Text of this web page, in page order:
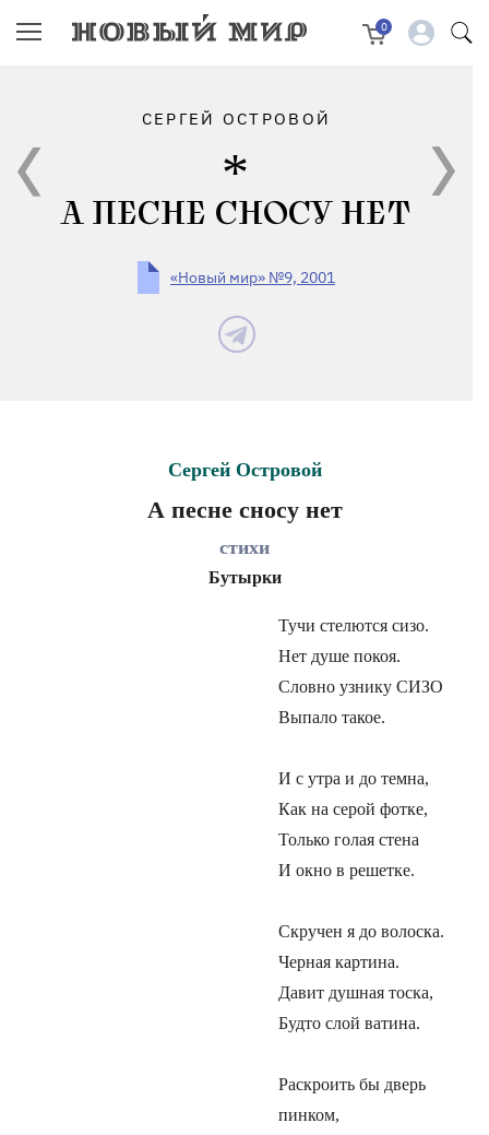
0
СЕРГЕЙ ОСТРОВОЙ
А ПЕСНЕ СНОСУ НЕТ
«Новый мир» №9, 2001
Сергей Островой
А песне сносу нет
стихи
Бутырки
Тучи стелются сизо.
Нет душе покоя.
Словно узнику СИЗО
Выпало такое.
И с утра и до темна,
Как на серой фотке,
Только голая стена
И окно в решетке.
Скручен я до волоска.
Черная картина.
Давит душная тоска,
Будто слой ватина.
Раскроить бы дверь
пинком,